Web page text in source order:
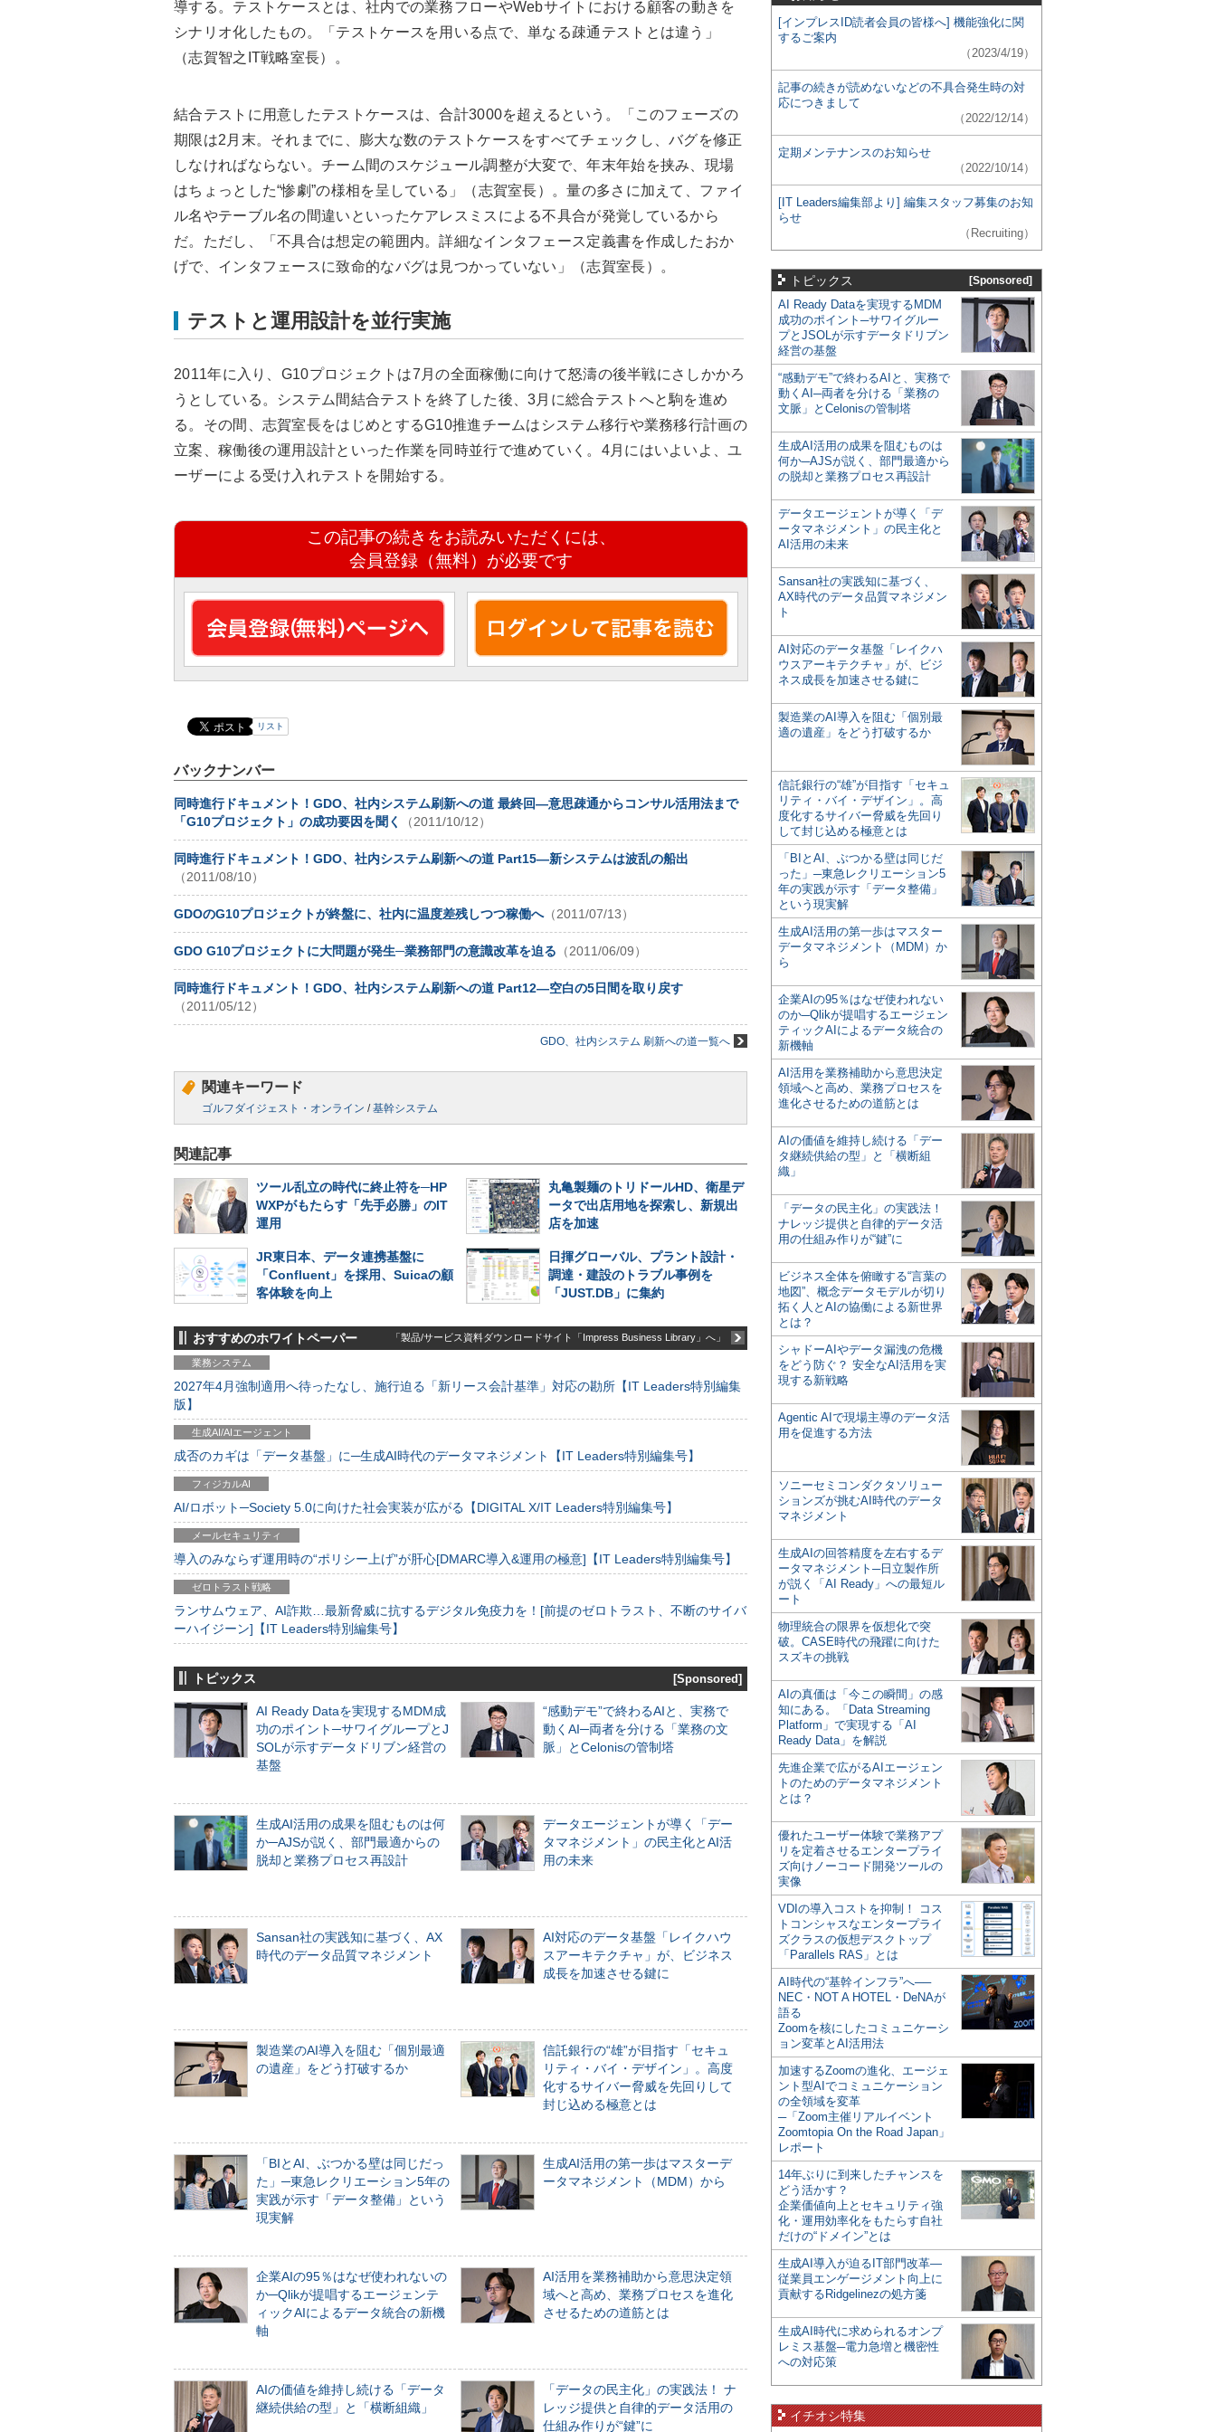
導する。テストケースとは、社内での業務フローやWebサイトにおける顧客の動きを
シナリオ化したもの。「テストケースを用いる点で、単なる疎通テストとは違う」
（志賀智之IT戦略室長）。
結合テストに用意したテストケースは、合計3000を超えるという。「このフェーズの
期限は2月末。それまでに、膨大な数のテストケースをすべてチェックし、バグを修正
しなければならない。チーム間のスケジュール調整が大変で、年末年始を挟み、現場
はちょっとした“惨劇”の様相を呈している」（志賀室長）。量の多さに加えて、ファイ
ル名やテーブル名の間違いといったケアレスミスによる不具合が発覚しているから
だ。ただし、「不具合は想定の範囲内。詳細なインタフェース定義書を作成したおか
げで、インタフェースに致命的なバグは見つかっていない」（志賀室長）。
テストと運用設計を並行実施
2011年に入り、G10プロジェクトは7月の全面稼働に向けて怒濤の後半戦にさしかかろ
うとしている。システム間結合テストを終了した後、3月に総合テストへと駒を進め
る。その間、志賀室長をはじめとするG10推進チームはシステム移行や業務移行計画の
立案、稼働後の運用設計といった作業を同時並行で進めていく。4月にはいよいよ、ユ
ーザーによる受け入れテストを開始する。
この記事の続きをお読みいただくには、
会員登録（無料）が必要です
リスト
バックナンバー
同時進行ドキュメント！GDO、社内システム刷新への道 最終回―意思疎通からコンサル活用法まで
「G10プロジェクト」の成功要因を聞く
（2011/10/12）
同時進行ドキュメント！GDO、社内システム刷新への道 Part15―新システムは波乱の船出
（2011/08/10）
GDOのG10プロジェクトが終盤に、社内に温度差残しつつ稼働へ（2011/07/13）
GDO G10プロジェクトに大問題が発生─業務部門の意識改革を迫る （2011/06/09）
同時進行ドキュメント！GDO、社内システム刷新への道 Part12―空白の5日間を取り戻す
（2011/05/12）
GDO、社内システム 刷新への道一覧へ
関連キーワード
ゴルフダイジェスト・オンライン /基幹システム
関連記事
ツール乱立の時代に終止符を─HP
WXPがもたらす「先手必勝」のIT
運用
丸亀製麺のトリドールHD、衛星デ
ータで出店用地を探索し、新規出
店を加速
JR東日本、データ連携基盤に
「Confluent」を採用、Suicaの顧
客体験を向上
日揮グローバル、プラント設計・
調達・建設のトラブル事例を
「JUST.DB」に集約
おすすめのホワイトペーパー 「製品/サービス資料ダウンロードサイト「Impress Business Library」へ」
業務システム
2027年4月強制適用へ待ったなし、施行迫る「新リース会計基準」対応の勘所【IT Leaders特別編集
版】
生成AI/AIエージェント
成否のカギは「データ基盤」に─生成AI時代のデータマネジメント【IT Leaders特別編集号】
フィジカルAI
AI/ロボット─Society 5.0に向けた社会実装が広がる【DIGITAL X/IT Leaders特別編集号】
メールセキュリティ
導入のみならず運用時の“ポリシー上げ”が肝心[DMARC導入&運用の極意]【IT Leaders特別編集号】
ゼロトラスト戦略
ランサムウェア、AI詐欺…最新脅威に抗するデジタル免疫力を！[前提のゼロトラスト、不断のサイバ
ーハイジーン]【IT Leaders特別編集号】
トピックス [Sponsored]
AI Ready Dataを実現するMDM成
功のポイント─サワイグループとJ
SOLが示すデータドリブン経営の
基盤
“感動デモ”で終わるAIと、実務で
動くAI─両者を分ける「業務の文
脈」とCelonisの管制塔
生成AI活用の成果を阻むものは何
か─AJSが説く、部門最適からの
脱却と業務プロセス再設計
データエージェントが導く「デー
タマネジメント」の民主化とAI活
用の未来
Sansan社の実践知に基づく、AX
時代のデータ品質マネジメント
AI対応のデータ基盤「レイクハウ
スアーキテクチャ」が、ビジネス
成長を加速させる鍵に
製造業のAI導入を阻む「個別最適
の遺産」をどう打破するか
信託銀行の“雄”が目指す「セキュ
リティ・バイ・デザイン」。高度
化するサイバー脅威を先回りして
封じ込める極意とは
「BIとAI、ぶつかる壁は同じだっ
た」─東急レクリエーション5年の
実践が示す「データ整備」という
現実解
生成AI活用の第一歩はマスターデ
ータマネジメント（MDM）から
企業AIの95％はなぜ使われないの
か─Qlikが提唱するエージェンテ
ィックAIによるデータ統合の新機
軸
AI活用を業務補助から意思決定領
域へと高め、業務プロセスを進化
させるための道筋とは
AIの価値を維持し続ける「データ
継続供給の型」と「横断組織」
「データの民主化」の実践法！ ナ
レッジ提供と自律的データ活用の
仕組み作りが“鍵”に
[インプレスID読者会員の皆様へ] 機能強化に関
するご案内
（2023/4/19）
記事の続きが読めないなどの不具合発生時の対
応につきまして
（2022/12/14）
定期メンテナンスのお知らせ
（2022/10/14）
[IT Leaders編集部より] 編集スタッフ募集のお知
らせ
（Recruiting）
トピックス [Sponsored]
AI Ready Dataを実現するMDM
成功のポイント─サワイグルー
プとJSOLが示すデータドリブン
経営の基盤
“感動デモ”で終わるAIと、実務で
動くAI─両者を分ける「業務の
文脈」とCelonisの管制塔
生成AI活用の成果を阻むものは
何か─AJSが説く、部門最適から
の脱却と業務プロセス再設計
データエージェントが導く「デ
ータマネジメント」の民主化と
AI活用の未来
Sansan社の実践知に基づく、
AX時代のデータ品質マネジメン
ト
AI対応のデータ基盤「レイクハ
ウスアーキテクチャ」が、ビジ
ネス成長を加速させる鍵に
製造業のAI導入を阻む「個別最
適の遺産」をどう打破するか
信託銀行の“雄”が目指す「セキュ
リティ・バイ・デザイン」。高
度化するサイバー脅威を先回り
して封じ込める極意とは
「BIとAI、ぶつかる壁は同じだ
った」─東急レクリエーション5
年の実践が示す「データ整備」
という現実解
生成AI活用の第一歩はマスター
データマネジメント（MDM）か
ら
企業AIの95％はなぜ使われない
のか─Qlikが提唱するエージェン
ティックAIによるデータ統合の
新機軸
AI活用を業務補助から意思決定
領域へと高め、業務プロセスを
進化させるための道筋とは
AIの価値を維持し続ける「デー
タ継続供給の型」と「横断組
織」
「データの民主化」の実践法！
ナレッジ提供と自律的データ活
用の仕組み作りが“鍵”に
ビジネス全体を俯瞰する“言葉の
地図”、概念データモデルが切り
拓く人とAIの協働による新世界
とは？
シャドーAIやデータ漏洩の危機
をどう防ぐ？ 安全なAI活用を実
現する新戦略
Agentic AIで現場主導のデータ活
用を促進する方法
ソニーセミコンダクタソリュー
ションズが挑むAI時代のデータ
マネジメント
生成AIの回答精度を左右するデ
ータマネジメント─日立製作所
が説く「AI Ready」への最短ル
ート
物理統合の限界を仮想化で突
破。CASE時代の飛躍に向けた
スズキの挑戦
AIの真価は「今この瞬間」の感
知にある。「Data Streaming
Platform」で実現する「AI
Ready Data」を解説
先進企業で広がるAIエージェン
トのためのデータマネジメント
とは？
優れたユーザー体験で業務アプ
リを定着させるエンタープライ
ズ向けノーコード開発ツールの
実像
VDIの導入コストを抑制！ コス
トコンシャスなエンタープライ
ズクラスの仮想デスクトップ
「Parallels RAS」とは
AI時代の“基幹インフラ”へ──
NEC・NOT A HOTEL・DeNAが
語る
Zoomを核にしたコミュニケーシ
ョン変革とAI活用法
加速するZoomの進化、エージェ
ント型AIでコミュニケーション
の全領域を変革
─「Zoom主催リアルイベント
Zoomtopia On the Road Japan」
レポート
14年ぶりに到来したチャンスを
どう活かす？
企業価値向上とセキュリティ強
化・運用効率化をもたらす自社
だけの“ドメイン”とは
生成AI導入が迫るIT部門改革―
従業員エンゲージメント向上に
貢献するRidgelinezの処方箋
生成AI時代に求められるオンプ
レミス基盤─電力急増と機密性
への対応策
イチオシ特集